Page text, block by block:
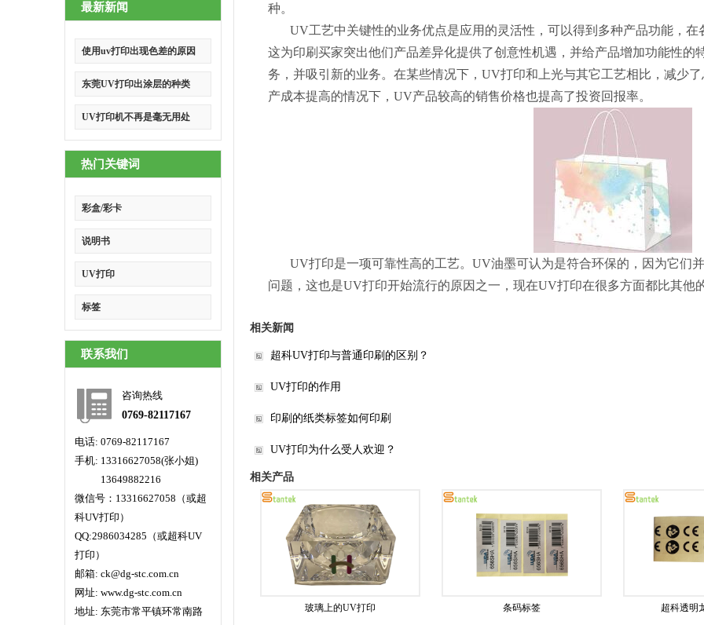
最新新闻
使用uv打印出现色差的原因
东莞UV打印出涂层的种类
UV打印机不再是毫无用处
热门关键词
彩盒/彩卡
说明书
UV打印
标签
联系我们
咨询热线
0769-82117167
电话: 0769-82117167
手机: 13316627058(张小姐)
13649882216
微信号：13316627058（或超
科UV打印）
QQ:2986034285（或超科UV
打印）
邮箱: ck@dg-stc.com.cn
网址: www.dg-stc.com.cn
地址: 东莞市常平镇环常南路
种。
UV工艺中关键性的业务优点是应用的灵活性，可以得到多种产品功能，
这为印刷买家突出他们产品差异化提供了创意性机遇，并给产品增加功能性
务，并吸引新的业务。在某些情况下，UV打印和上光与其它工艺相比，减少
产成本提高的情况下，UV产品较高的销售价格也提高了投资回报率。
UV打印是一项可靠性高的工艺。UV油墨可认为是符合环保的，因为它们
问题，这也是UV打印开始流行的原因之一，现在UV打印在很多方面都比其他
相关新闻
超科UV打印与普通印刷的区别？
UV打印的作用
印刷的纸类标签如何印刷
UV打印为什么受人欢迎？
相关产品
玻璃上的UV打印 条码标签 超科透明